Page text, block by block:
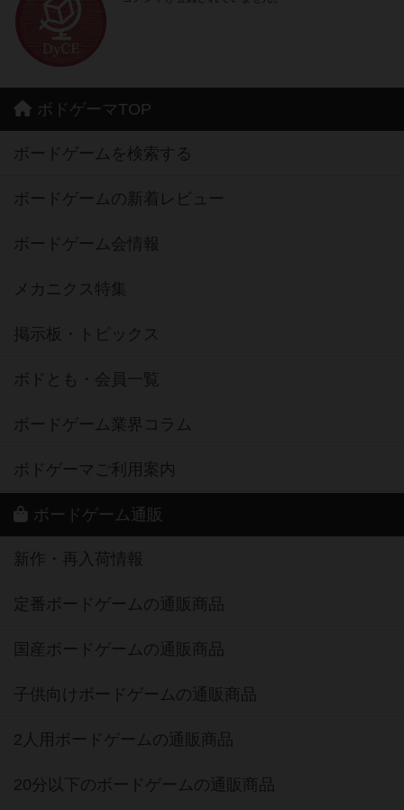
ボドゲーマTOP
ボードゲームを検索する
ボードゲームの新着レビュー
ボードゲーム会情報
メカニクス特集
掲示板・トピックス
ボドとも・会員一覧
ボードゲーム業界コラム
ボドゲーマご利用案内
ボードゲーム通販
新作・再入荷情報
定番ボードゲームの通販商品
国産ボードゲームの通販商品
子供向けボードゲームの通販商品
2人用ボードゲームの通販商品
20分以下のボードゲームの通販商品